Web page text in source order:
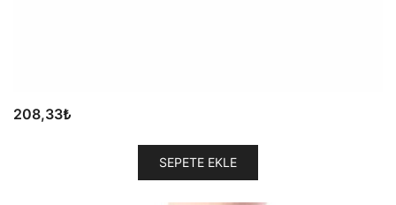
208,33₺
SEPETE EKLE